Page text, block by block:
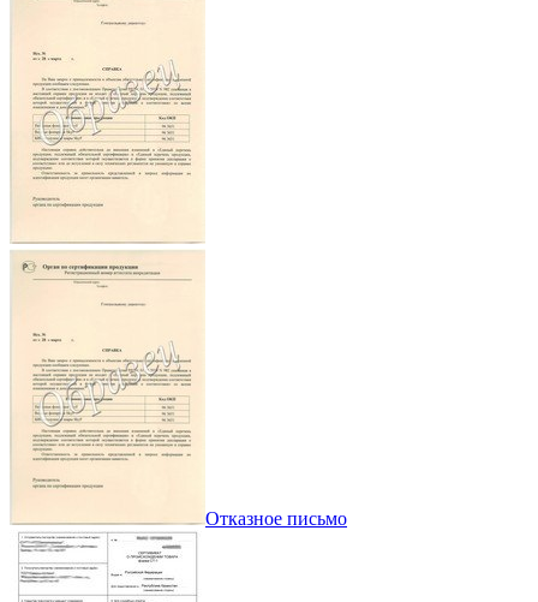
Отказное письмо